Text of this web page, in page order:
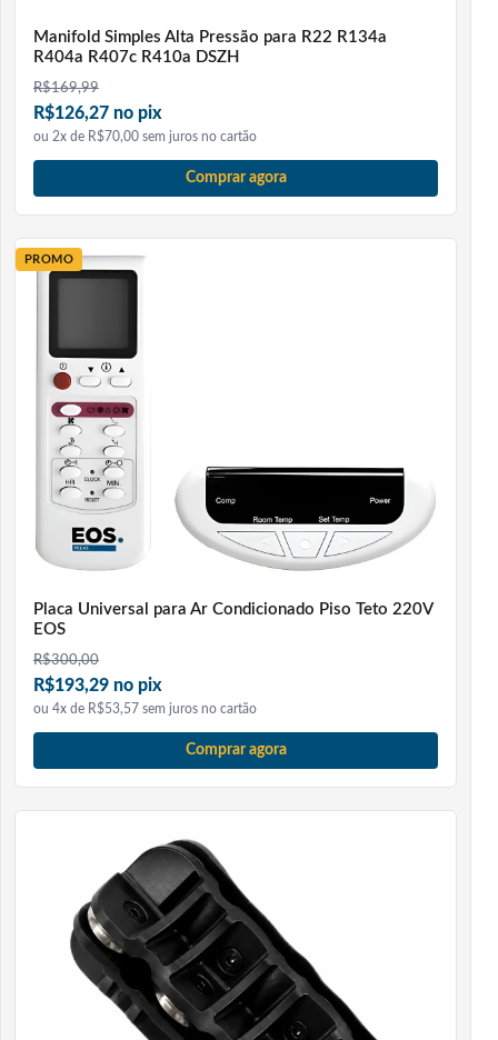
Manifold Simples Alta Pressão para R22 R134a
R404a R407c R410a DSZH
R$169,99
R$126,27 no pix
ou 2x de R$70,00 sem juros no cartão
Comprar agora
PROMO
Placa Universal para Ar Condicionado Piso Teto 220V
EOS
R$300,00
R$193,29 no pix
ou 4x de R$53,57 sem juros no cartão
Comprar agora